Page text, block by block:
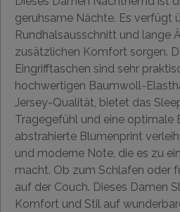
geruhsame Nächte. Es verfügt
Rundhalsausschnitt und lange
zusätzlichen Komfort sorgen.
Eingrifftaschen sind sehr
hochwertigen Baumwoll-
Jersey-Qualität, bietet das
Tragegefühl und eine optimale
abstrahierte Blumenprint
und moderne Note, die es zu
macht. Ob zum Schlafen oder
auf der Couch. Dieses Damen
Komfort und Stil auf